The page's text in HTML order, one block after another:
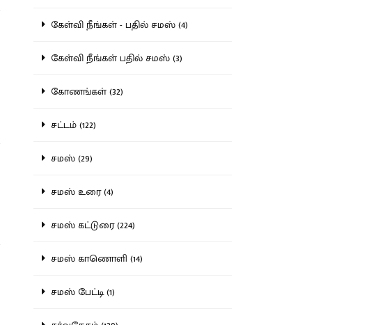
கேள்வி நீங்கள் - பதில் சமஸ் (4)
கேள்வி நீங்கள் பதில் சமஸ் (3)
கோணங்கள் (32)
சட்டம் (122)
சமஸ் (29)
சமஸ் உரை (4)
சமஸ் கட்டுரை (224)
சமஸ் காணொளி (14)
சமஸ் பேட்டி (1)